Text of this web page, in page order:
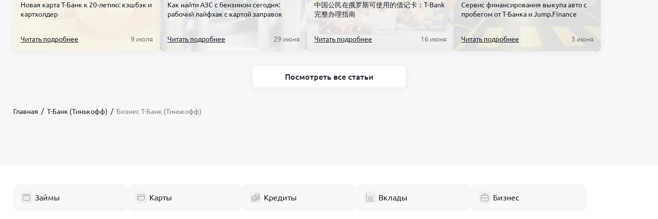
Новая карта Т-Банк к 20-летию: кэшбэк и
картхолдер
Читать подробнее 9 июля
Как найти АЗС с бензином сегодня:
рабочий лайфхак с картой заправок
Читать подробнее 29 июня
中国公民在俄罗斯可使用的借记卡：T-Bank
完整办理指南
Читать подробнее 16 июня
Сервис финансирования выкупа авто с
пробегом от Т-Банка и Jump.Finance
Читать подробнее 3 июня
Посмотреть все статьи
Главная Т-Банк (Тинькофф) Бизнес Т-Банк (Тинькофф)
Займы Карты Кредиты Вклады Бизнес